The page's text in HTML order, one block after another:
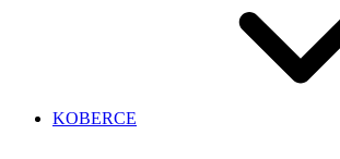
KOBERCE